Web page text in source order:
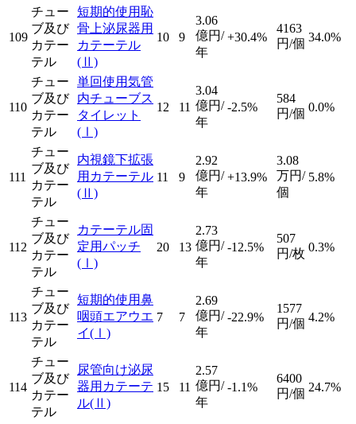
109
チュー
ブ及び
カテー
テル
短期的使用恥
骨上泌尿器用
カテーテル
(Ⅱ)
10 9
3.06
億円/
年
+30.4%
4163
円/個 34.0%
110
チュー
ブ及び
カテー
テル
単回使用気管
内チューブス
タイレット
(Ⅰ)
12 11
3.04
億円/
年
-2.5%
584
円/個 0.0%
111
チュー
ブ及び
カテー
テル
内視鏡下拡張
用カテーテル
(Ⅱ)
11 9
2.92
億円/
年
+13.9%
3.08
万円/
個
5.8%
112
チュー
ブ及び
カテー
テル
カテーテル固
定用パッチ
(Ⅰ)
20 13
2.73
億円/
年
-12.5%
507
円/枚 0.3%
113
チュー
ブ及び
カテー
テル
短期的使用鼻
咽頭エアウエ
イ(Ⅰ)
7 7
2.69
億円/
年
-22.9%
1577
円/個 4.2%
114
チュー
ブ及び
カテー
テル
尿管向け泌尿
器用カテーテ
ル(Ⅱ)
15 11
2.57
億円/
年
-1.1%
6400
円/個 24.7%